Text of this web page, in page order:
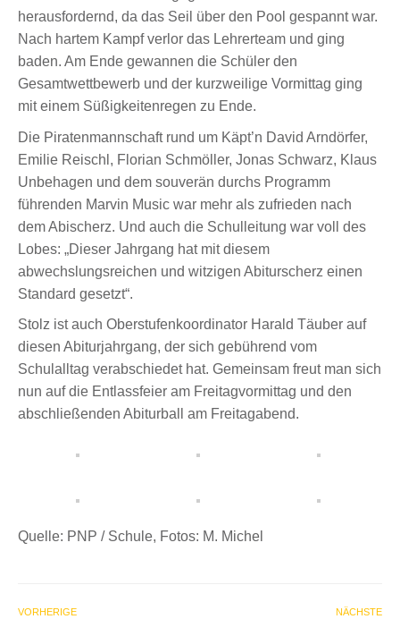
herausfordernd, da das Seil über den Pool gespannt war.
Nach hartem Kampf verlor das Lehrerteam und ging
baden. Am Ende gewannen die Schüler den
Gesamtwettbewerb und der kurzweilige Vormittag ging
mit einem Süßigkeitenregen zu Ende.
Die Piratenmannschaft rund um Käpt’n David Arndörfer,
Emilie Reischl, Florian Schmöller, Jonas Schwarz, Klaus
Unbehagen und dem souverän durchs Programm
führenden Marvin Music war mehr als zufrieden nach
dem Abischerz. Und auch die Schulleitung war voll des
Lobes: „Dieser Jahrgang hat mit diesem
abwechslungsreichen und witzigen Abiturscherz einen
Standard gesetzt“.
Stolz ist auch Oberstufenkoordinator Harald Täuber auf
diesen Abiturjahrgang, der sich gebührend vom
Schulalltag verabschiedet hat. Gemeinsam freut man sich
nun auf die Entlassfeier am Freitagvormittag und den
abschließenden Abiturball am Freitagabend.
Quelle: PNP / Schule, Fotos: M. Michel
VORHERIGE NÄCHSTE